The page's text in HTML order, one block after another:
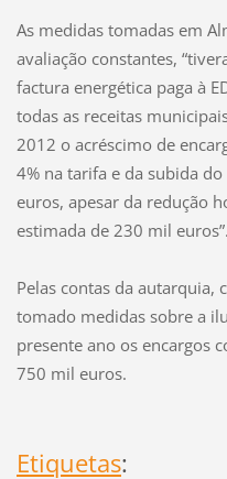
As medidas tomadas em
avaliação constantes,
factura energética paga à
todas as receitas
2012 o acréscimo de
4% na tarifa e da subida
euros, apesar da redução
estimada de 230 mil euros”.
Pelas contas da autarquia,
tomado medidas sobre a
presente ano os encargos
750 mil euros.
Etiquetas: